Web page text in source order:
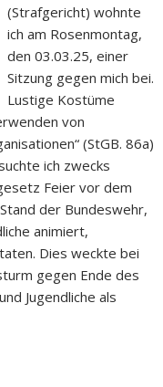
(Strafgericht) wohnte
ich am Rosenmontag,
den 03.03.25, einer
Sitzung gegen mich bei.
Lustige Kostüme
von
(StGB. 86a)
ich zwecks
Feier vor dem
der Bundeswehr,
animiert,
Dies weckte bei
gegen Ende des
Jugendliche als